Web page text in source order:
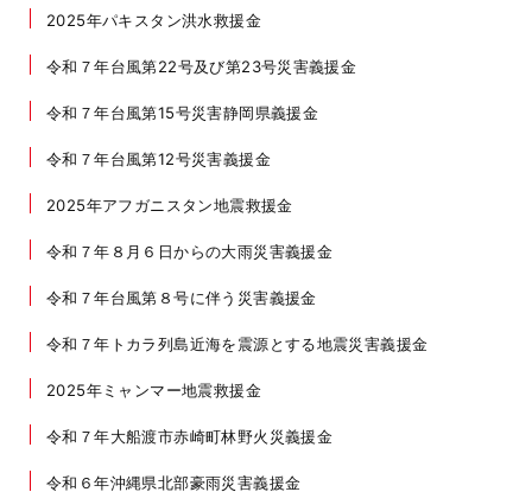
2025年パキスタン洪水救援金
令和７年台風第22号及び第23号災害義援金
令和７年台風第15号災害静岡県義援金
令和７年台風第12号災害義援金
2025年アフガニスタン地震救援金
令和７年８月６日からの大雨災害義援金
令和７年台風第８号に伴う災害義援金
令和７年トカラ列島近海を震源とする地震災害義援金
2025年ミャンマー地震救援金
令和７年大船渡市赤崎町林野火災義援金
令和６年沖縄県北部豪雨災害義援金